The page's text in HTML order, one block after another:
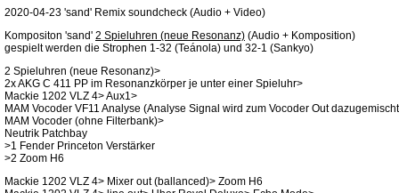
2020-04-23 'sand' Remix soundcheck (Audio + Video)
Kompositon 'sand' 2 Spieluhren (neue Resonanz) (Audio + Komposition)
gespielt werden die Strophen 1-32 (Teánola) und 32-1 (Sankyo)
2 Spieluhren (neue Resonanz)>
2x AKG C 411 PP im Resonanzkörper je unter einer Spieluhr>
Mackie 1202 VLZ 4> Aux1>
MAM Vocoder VF11 Analyse (Analyse Signal wird zum Vocoder Out
MAM Vocoder (ohne Filterbank)>
Neutrik Patchbay
>1 Fender Princeton Verstärker
>2 Zoom H6
Mackie 1202 VLZ 4> Mixer out (ballanced)> Zoom H6